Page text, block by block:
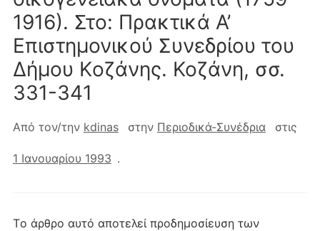
1916). Στο: Πρακτικά Α’
Eπιστημονικού Συνεδρίου του
Δήμου Kοζάνης. Κοζάνη, σσ.
331-341
Από τον/την kdinas στην Περιοδικά-Συνέδρια στις
1 Ιανουαρίου 1993 .
Tο άρθρο αυτό αποτελεί προδημοσίευση των